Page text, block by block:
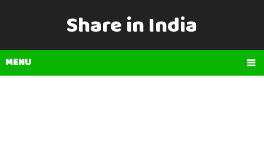
Share in India
MENU